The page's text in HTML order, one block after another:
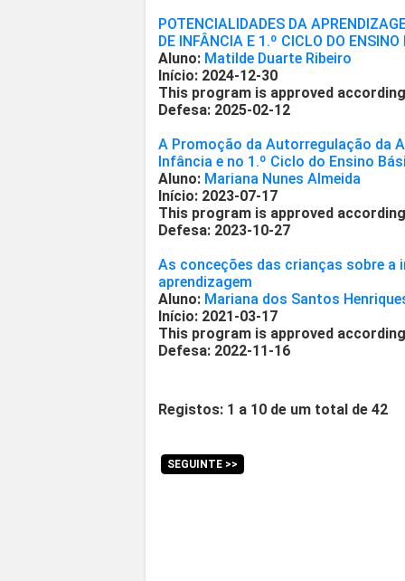
POTENCIALIDADES DA
DE INFÂNCIA E 1.º CICLO DO
Aluno: Matilde Duarte Ribeiro
Início: 2024-12-30
This program is approved
Defesa: 2025-02-12
A Promoção da Autorregulação da
Infância e no 1.º Ciclo do Ensino
Aluno: Mariana Nunes Almeida
Início: 2023-07-17
This program is approved
Defesa: 2023-10-27
As conceções das crianças sobre a
aprendizagem
Aluno: Mariana dos Santos
Início: 2021-03-17
This program is approved
Defesa: 2022-11-16
Registos: 1 a 10 de um total de 42